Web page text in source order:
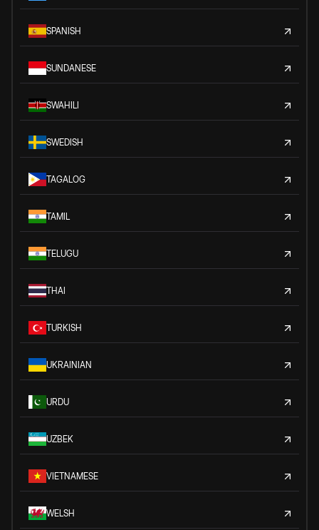
SPANISH
SUNDANESE
SWAHILI
SWEDISH
TAGALOG
TAMIL
TELUGU
THAI
TURKISH
UKRAINIAN
URDU
UZBEK
VIETNAMESE
WELSH